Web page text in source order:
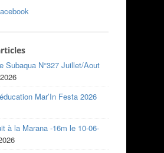
Subaqua N°327 Juillet/Aout
Mar’In Festa 2026
à la Marana -16m le 10-06-